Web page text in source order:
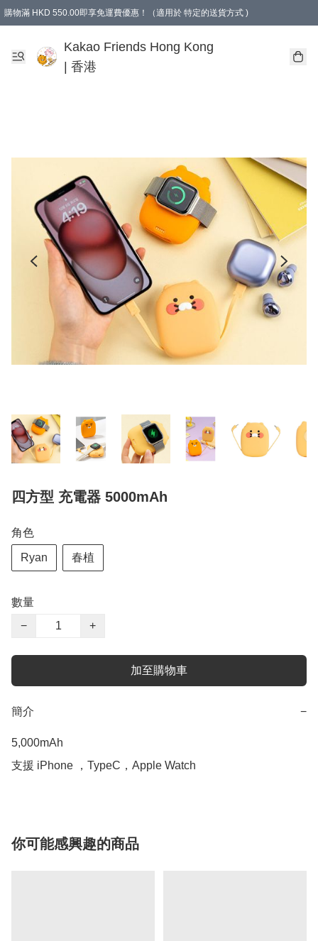
購物滿 HKD 550.00即享免運費優惠！（適用於 特定的送貨方式 )
Kakao Friends Hong Kong
| 香港
四方型 充電器 5000mAh
角色
Ryan 春植
數量
−
+
加至購物車
簡介 −
5,000mAh
支援 iPhone ，TypeC，Apple Watch
你可能感興趣的商品